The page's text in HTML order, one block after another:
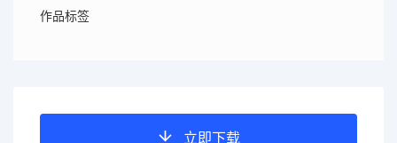
作品标签
立即下载